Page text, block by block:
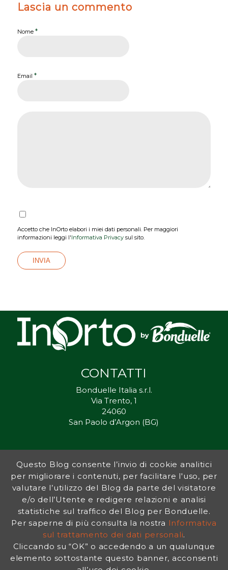
Lascia un commento
Nome *
Email *
Accetto che InOrto elabori i miei dati personali. Per maggiori
informazioni leggi l'Informativa Privacysul sito.
CONTATTI
Bonduelle Italia s.r.l.
Via Trento, 1
24060
San Paolo d’Argon (BG)
Inorto.org è dal 2011 il punto di riferimento per gli ortisti italiani, e
fornisce preziosi consigli sia ai più esperti che a nuovi interessati.
L’obiettivo di Bonduelle è ispirare la transizione verso una dieta a
base vegetale per contribuire al benessere delle persone e del
pianeta. In questo contesto si inserisce InOrto, simbolo dell’amore
per la terra e del rispetto dell’ambiente.
INFORMATIVA PRIVACY| NOTE LEGALI
Questo Blog consente l’invio di cookie analitici
per migliorare i contenuti, per facilitare l'uso, per
valutare l’utilizzo del Blog da parte del visitatore
e/o dell’Utente e redigere relazioni e analisi
statistiche sul traffico del Blog per Bonduelle.
Per saperne di più consulta la nostra Informativa
sul trattamento dei dati personali.
Cliccando su “OK” o accedendo a un qualunque
elemento sottostante questo banner, acconsenti